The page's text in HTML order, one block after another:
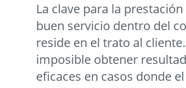
La clave para la
buen servicio dentro del
reside en el trato al
imposible obtener
eficaces en casos donde el